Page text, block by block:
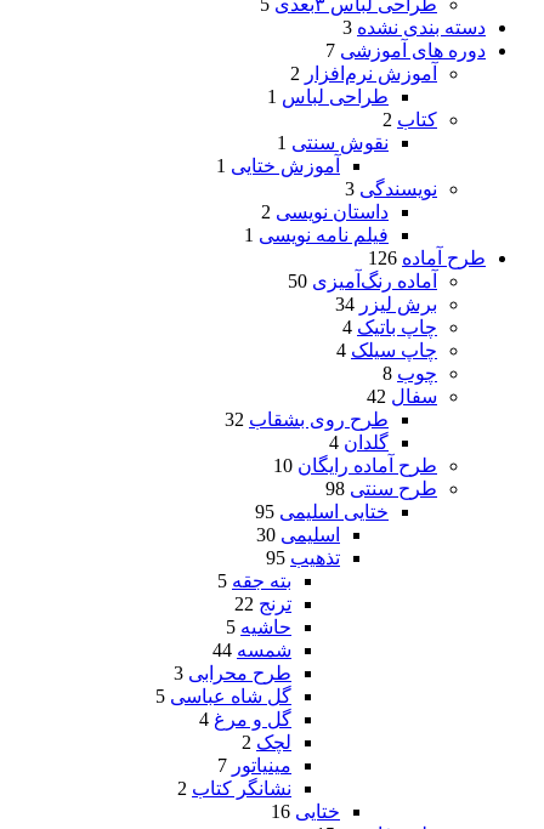
دسته بندی نشده 3
دوره های آموزشی 7
آموزش نرم‌افزار 2
طراحی لباس 1
کتاب 2
نقوش سنتی 1
آموزش ختایی 1
نویسندگی 3
داستان نویسی 2
فیلم نامه نویسی 1
طرح آماده 126
آماده رنگ‌آمیزی 50
برش لیزر 34
چاپ باتیک 4
چاپ سیلک 4
چوب 8
سفال 42
طرح روی بشقاب 32
گلدان 4
طرح آماده رایگان 10
طرح سنتی 98
ختایی اسلیمی 95
اسلیمی 30
تذهیب 95
بته جقه 5
ترنج 22
حاشیه 5
شمسه 44
طرح محرابی 3
گل شاه عباسی 5
گل و مرغ 4
لچک 2
مینیاتور 7
نشانگر کتاب 2
ختایی 16